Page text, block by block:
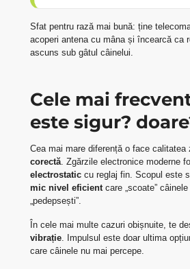
Sfat pentru rază mai bună: ține
acoperi antena cu mâna și încearcă ca
ascuns sub gâtul câinelui.
Cele mai
este sigur?
Cea mai mare diferență o face calitatea
corectă . Zgărzile electronice moderne
electrostatic cu reglaj fin. Scopul este
mic nivel eficient care „scoate”
„pedepsești”.
În cele mai multe cazuri obișnuite, te
vibrație . Impulsul este doar ultima
care câinele nu mai percepe.